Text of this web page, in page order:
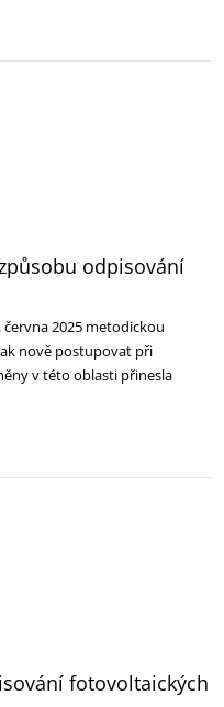
odpisování
2025 metodickou
nově postupovat při
v této oblasti ‎přinesla
fotovoltaických